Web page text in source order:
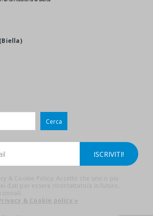
Cerca
& Cookie Policy. Accetto che uno o più
dati per essere ricontattato/a in futuro,
& Cookie policy »